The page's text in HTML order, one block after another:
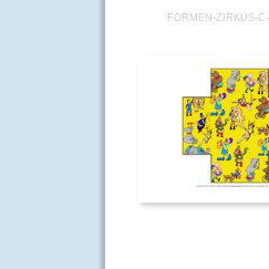
FORMEN-ZIRKUS-